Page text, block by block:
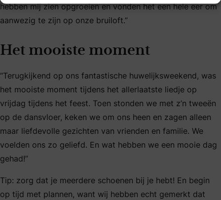
hebben mij zien opgroeien en vonden het een hele eer om
aanwezig te zijn op onze bruiloft.”
Het mooiste moment
“Terugkijkend op ons fantastische huwelijksweekend, was
het mooiste moment tijdens het allerlaatste liedje op
vrijdag tijdens het feest. Toen stonden we met z’n tweeën
op de dansvloer, keken we om ons heen en zagen alleen
maar liefdevolle gezichten van vrienden en familie. We
voelden ons zo geliefd. En wat hebben we een mooie dag
gehad!”
Tip: zorg dat je meerdere schoenen bij je hebt! En begin
op tijd met plannen, want wij hebben echt gemerkt dat